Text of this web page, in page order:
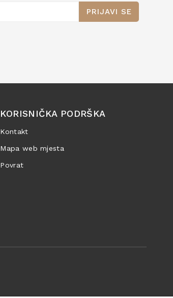
PRIJAVI SE
KORISNIČKA PODRŠKA
Kontakt
Mapa web mjesta
Povrat